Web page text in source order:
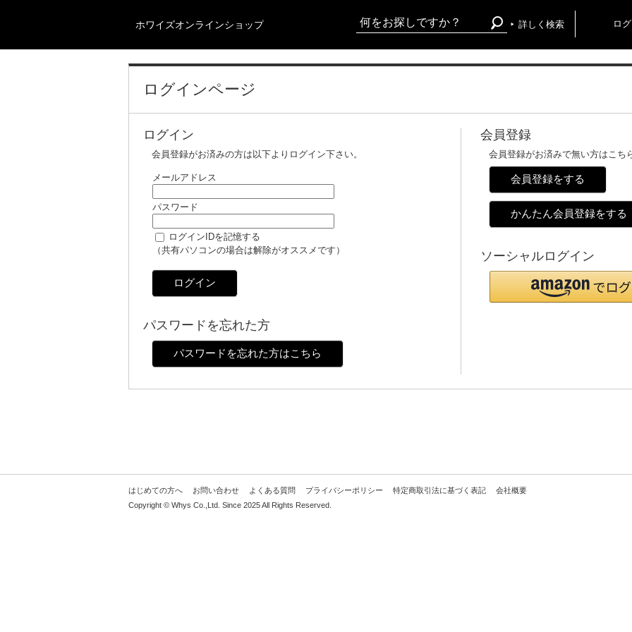
ホワイズオンラインショップ 詳しく検索 ロ
ログインページ
ログイン
会員登録がお済みの方は以下よりログイン下さい。
メールアドレス
パスワード
ログインIDを記憶する
（共有パソコンの場合は解除がオススメです）
ログイン
パスワードを忘れた方
パスワードを忘れた方はこちら
会員登録
会員登録がお済みで無い方はこち
会員登録をする
かんたん会員登録をする
ソーシャルログイン
はじめての方へ お問い合わせ よくある質問 プライバシーポリシー 特定商取引法に基づく表記
会社概要
Copyright © Whys Co.,Ltd. Since 2025 All Rights Reserved.